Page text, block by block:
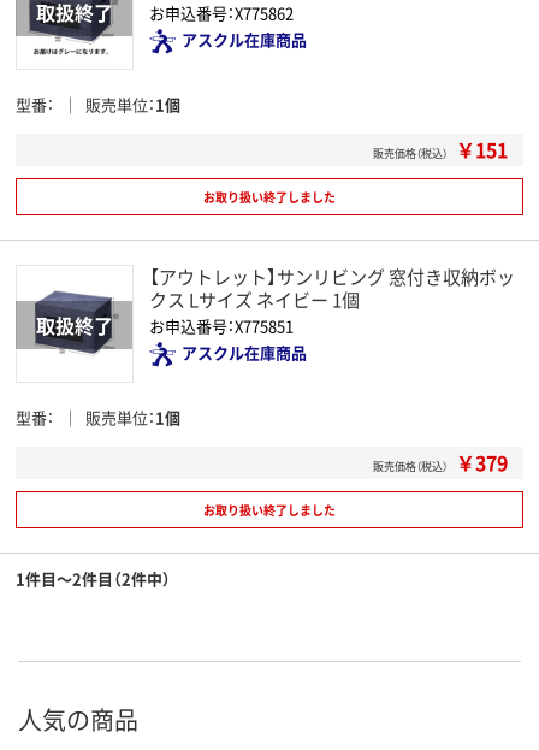
お申込番号：X775862
アスクル在庫商品
型番 販売単位 1個
販売価格（税込） ￥151
お取り扱い終了しました
【アウトレット】サンリビング 窓付き収納ボッ
クス Lサイズ ネイビー 1個
お申込番号：X775851
アスクル在庫商品
型番 販売単位 1個
販売価格（税込） ￥379
お取り扱い終了しました
1件目～2件目（2件中）
人気の商品